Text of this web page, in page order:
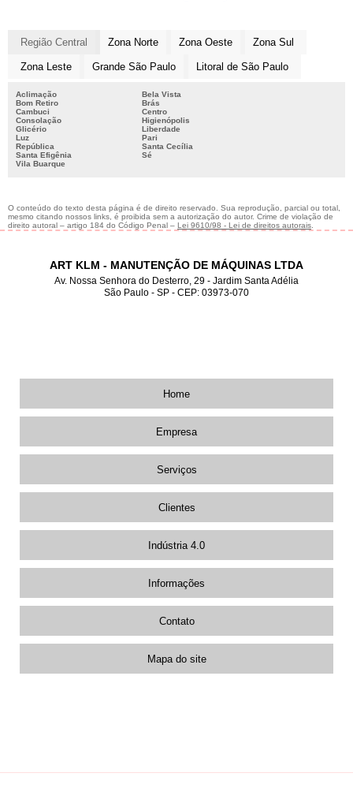
Região Central Zona Norte Zona Oeste Zona Sul
Zona Leste Grande São Paulo Litoral de São Paulo
Aclimação
Bela Vista
Bom Retiro
Brás
Cambuci
Centro
Consolação
Higienópolis
Glicério
Liberdade
Luz
Pari
República
Santa Cecília
Santa Efigênia
Sé
Vila Buarque
O conteúdo do texto desta página é de direito reservado. Sua reprodução, parcial ou total,
mesmo citando nossos links, é proibida sem a autorização do autor. Crime de violação de
direito autoral – artigo 184 do Código Penal – Lei 9610/98 - Lei de direitos autorais
ART KLM - MANUTENÇÃO DE MÁQUINAS LTDA
Av. Nossa Senhora do Desterro, 29 - Jardim Santa Adélia
São Paulo - SP - CEP: 03973-070
Home
Empresa
Serviços
Clientes
Indústria 4.0
Informações
Contato
Mapa do site